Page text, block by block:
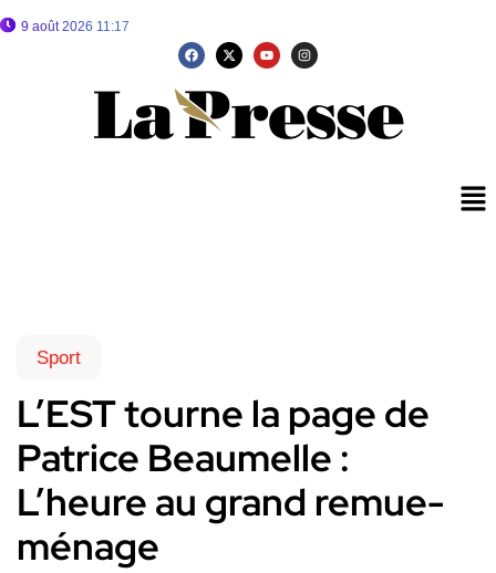
9 août 2026 11:17
Sport
L’EST tourne la page de
Patrice Beaumelle :
L’heure au grand remue-
ménage